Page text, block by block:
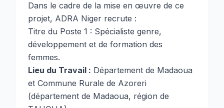
Dans le cadre de la mise en œuvre de ce
projet, ADRA Niger recrute :
Titre du Poste 1 : Spécialiste genre,
développement et de formation des
femmes.
Lieu du Travail : Département de Madaoua
et Commune Rurale de Azoreri
(département de Madaoua, région de